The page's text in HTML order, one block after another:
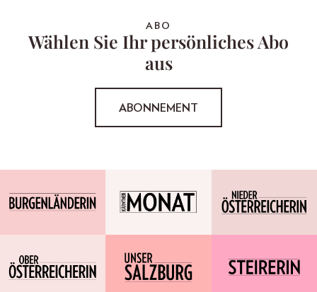
ABO
Wählen Sie Ihr persönliches Abo
aus
ABONNEMENT